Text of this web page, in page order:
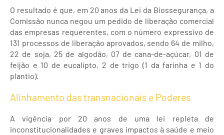
O resultado é que, em 20 anos da Lei da Biossegurança, a
Comissão nunca negou um pedido de liberação comercial
das empresas requerentes, com o número expressivo de
131 processos de liberação aprovados, sendo 64 de milho,
22 de soja, 25 de algodão, 07 de cana-de-açúcar, 01 de
feijão e 10 de eucalipto, 2 de trigo (1 da farinha e 1 do
plantio).
Alinhamento das transnacionais e Poderes
A vigência por 20 anos de uma lei repleta de
inconstitucionalidades e graves impactos à saúde e meio